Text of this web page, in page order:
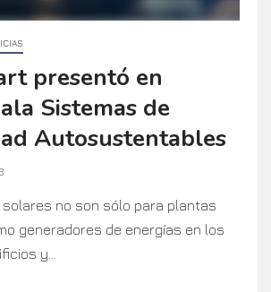
presentó en
Sistemas de
Autosustentables
solares no son sólo para plantas
generadores de energías en los
y...